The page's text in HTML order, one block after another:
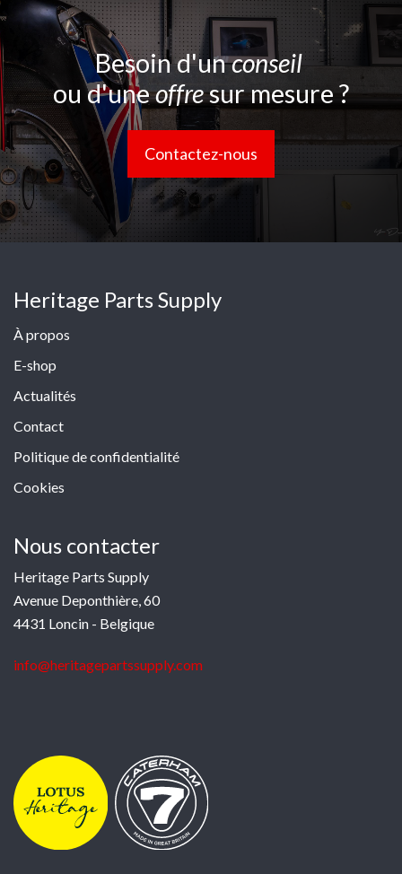
Besoin d'unconseil
ou d'uneoffresur mesure ?
Contactez-nous
Heritage Parts Supply
À propos
E-shop
Actualités
Contact
Politique de confidentialité
Cookies
Nous contacter
Heritage Parts Supply
Avenue Deponthière, 60
4431 Loncin - Belgique
info@heritagepartssupply.com